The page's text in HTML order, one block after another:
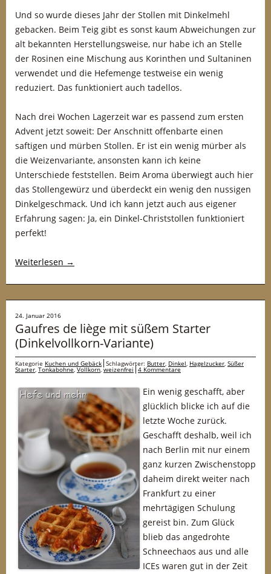
Und so wurde dieses Jahr der Stollen mit Dinkelmehl
gebacken. Beim Teig gibt es sonst kaum Abweichungen zur
alt bekannten Herstellungsweise, nur habe ich an Stelle
der Rosinen eine Mischung aus Korinthen und Sultaninen
verwendet und die Hefemenge testweise ein wenig
reduziert. Das funktioniert auch tadellos.
Nach drei Wochen Lagerzeit war es passend zum ersten
Advent jetzt soweit: Der Anschnitt offenbarte einen
saftigen und mürben Stollen. Er ist ein wenig mürber als
die Weizenvariante, ansonsten kann ich keine
Unterschiede feststellen. Beim Aroma überwiegt auch hier
das Stollengewürz und überdeckt ein wenig den nussigen
Dinkelgeschmack. Und ich kann jetzt auch aus eigener
Erfahrung sagen: Ja, ein Dinkel-Christstollen funktioniert
perfekt!
Weiterlesen →
24. Januar 2016
Gaufres de liège mit süßem Starter
(Dinkelvollkorn-Variante)
Kategorie Kuchen und Gebäck Schlagwörter: Butter, Dinkel, Hagelzucker, Süßer
Starter, Tonkabohne,Vollkorn, weizenfrei 4 Kommentare
Ein wenig geschafft, aber
glücklich blicke ich auf die
letzte Woche zurück.
Geschafft deshalb, weil ich
nach Berlin mit nur einem
ganz kurzen Zwischenstopp
daheim direkt weiter nach
Frankfurt zu einer
mehrtägigen Schulung
gereist bin. Zum Glück
blieb das angedrohte
Schneechaos aus und alle
ICEs waren gut in der Zeit